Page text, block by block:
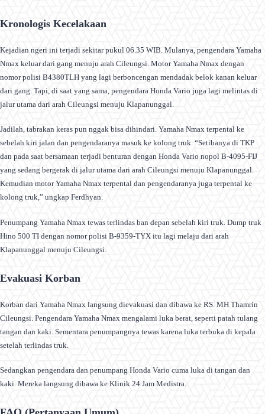
Kronologis Kecelakaan
Kejadian ngeri ini terjadi sekitar pukul 06.35 WIB. Mulanya, pengendara Yamaha
Nmax keluar dari gang menuju arah Cileungsi. Motor Yamaha Nmax dengan
nomor polisi B4380TLH yang lagi berboncengan mendadak belok kanan keluar
dari gang. Tapi, di saat yang sama, pengendara Honda Vario juga lagi melintas di
jalur utama dari arah Cileungsi menuju Klapanunggal.
Jadilah, tabrakan keras pun nggak bisa dihindari. Yamaha Nmax terpental ke
sebelah kiri jalan dan pengendaranya masuk ke kolong truk. “Setibanya di TKP
dan pada saat bersamaan terjadi benturan dengan Honda Vario nopol B-4095-FIJ
yang sedang bergerak di jalur utama dari arah Cileungsi menuju Klapanunggal.
Kemudian motor Yamaha Nmax terpental dan pengendaranya juga terpental ke
kolong truk,” ungkap Ferdhyan.
Penumpang Yamaha Nmax tewas terlindas ban depan sebelah kiri truk. Dump truk
Hino 500 TI dengan nomor polisi B-9359-TYX itu lagi melaju dari arah
Klapanunggal menuju Cileungsi.
Evakuasi Korban
Korban dari Yamaha Nmax langsung dievakuasi dan dibawa ke RS. MH Thamrin
Cileungsi. Pengendara Yamaha Nmax mengalami luka berat, seperti patah tulang
tangan dan kaki. Sementara penumpangnya tewas karena luka terbuka di kepala
setelah terlindas truk.
Sedangkan pengendara dan penumpang Honda Vario cuma luka di tangan dan
kaki. Mereka langsung dibawa ke Klinik 24 Jam Medistra.